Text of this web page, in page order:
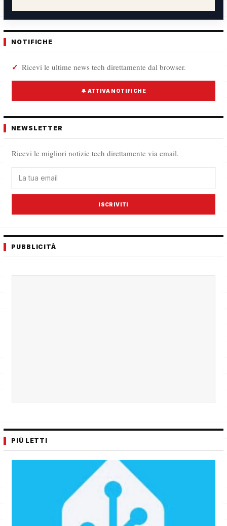
NOTIFICHE
Ricevi le ultime news tech direttamente dal browser.
🔔 ATTIVA NOTIFICHE
NEWSLETTER
Ricevi le migliori notizie tech direttamente via email.
ISCRIVITI
PUBBLICITÀ
PIÙ LETTI